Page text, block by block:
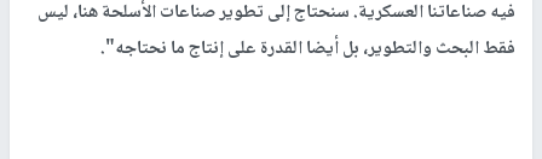
فيه صناعاتنا العسكرية. سنحتاج إلى تطوير صناعات الأسلحة هنا، ليس
فقط البحث والتطوير، بل أيضا القدرة على إنتاج ما نحتاجه".